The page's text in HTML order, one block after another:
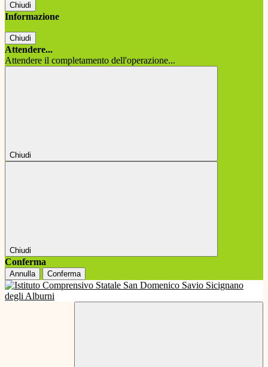
Chiudi
Informazione
Chiudi
Attendere...
Attendere il completamento dell'operazione...
Chiudi
Chiudi
Conferma
Annulla Conferma